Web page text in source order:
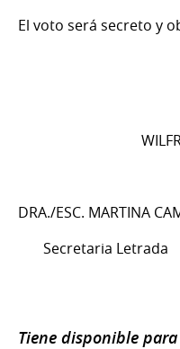
El voto será
DRA./ESC. MARTINA
Secretaria Letrada
Tiene disponible